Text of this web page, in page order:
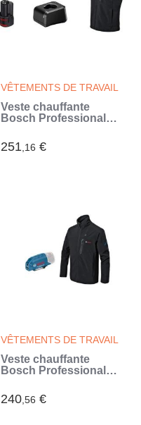
VÊTEMENTS DE TRAVAIL
Veste chauffante
Bosch Professional
M, avec batterie 12V -
06188000G5
251,16 €
VÊTEMENTS DE TRAVAIL
Veste chauffante
Bosch Professional
L sans batterie -
06188000DZ
240,56 €